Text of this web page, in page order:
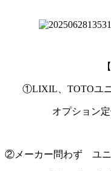
①LIXIL、TOTOユ
オプション定
②メーカー問わず ユニ